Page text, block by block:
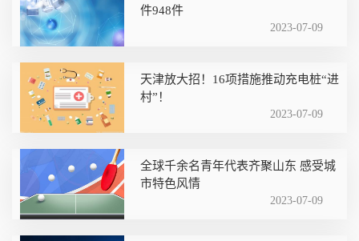
件948件
2023-07-09
天津放大招！16项措施推动充电桩“进
村”！
2023-07-09
全球千余名青年代表齐聚山东 感受城
市特色风情
2023-07-09